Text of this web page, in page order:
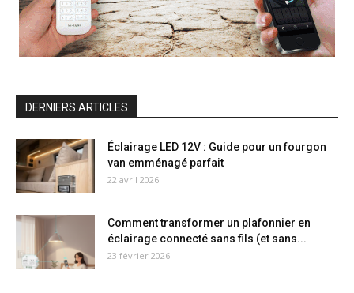
DERNIERS ARTICLES
Éclairage LED 12V : Guide pour un fourgon
van emménagé parfait
22 avril 2026
Comment transformer un plafonnier en
éclairage connecté sans fils (et sans...
23 février 2026